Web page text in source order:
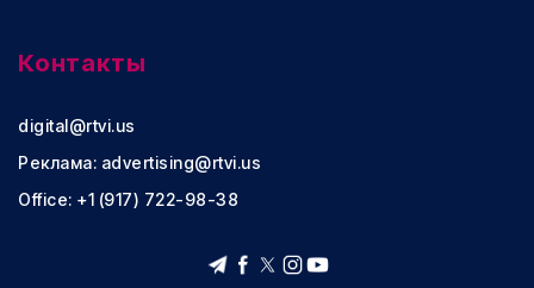
Контакты
digital@rtvi.us
Реклама: advertising@rtvi.us
Office: +1 (917) 722-98-38